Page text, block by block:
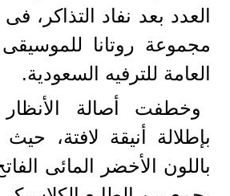
العدد بعد نفاد التذاكر،
مجموعة روتانا للموسيقى
العامة للترفيه السعودية.
وخطفت أصالة
بإطلالة أنيقة لافتة،
باللون الأخضر المائى